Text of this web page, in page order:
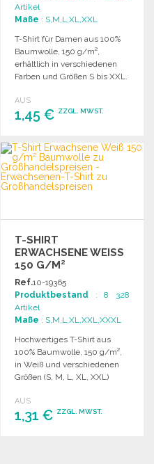
Artikel
Maße : S,M,L,XL,XXL
T-Shirt für Damen aus 100%
Baumwolle, 150 g/m²,
erhältlich in verschiedenen
Farben und Größen S bis XXL.
AUS
1,45 € ZZGL. MWST.
BESTELLEN
Angebot anfordern
T-SHIRT
ERWACHSENE WEISS 1
50 G/M² B
AUMWOLLE
Ref.10-19365
Produktbestand : 8 328
Artikel
Maße : S,M,L,XL,XXL,XXXL
Hochwertiges T-Shirt aus
100% Baumwolle, 150 g/m²,
in Weiß und verschiedenen
Größen (S, M, L, XL, XXL)
AUS
1,31 € ZZGL. MWST.